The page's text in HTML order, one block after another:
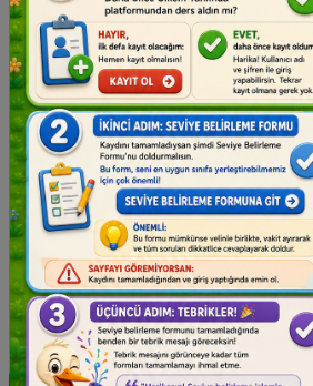
Kültürel Etkinlikler
Ülkem